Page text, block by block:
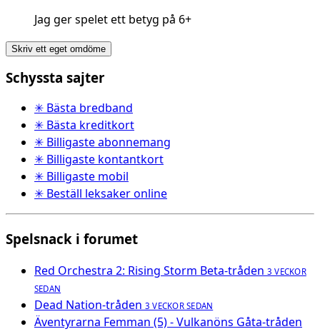
Jag ger spelet ett betyg på 6+
Skriv ett eget omdöme
Schyssta sajter
✳ Bästa bredband
✳ Bästa kreditkort
✳ Billigaste abonnemang
✳ Billigaste kontantkort
✳ Billigaste mobil
✳ Beställ leksaker online
Spelsnack i forumet
Red Orchestra 2: Rising Storm Beta-tråden 3 VECKOR
SEDAN
Dead Nation-tråden 3 VECKOR SEDAN
Äventyrarna Femman (5) - Vulkanöns Gåta-tråden